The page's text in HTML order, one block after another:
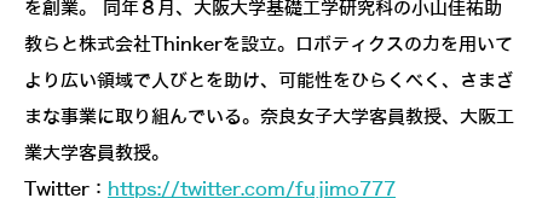
を創業。 同年８月、大阪大学基礎工学研究科の小山佳祐助
教らと株式会社Thinkerを設立。ロボティクスの力を用いて
より広い領域で人びとを助け、可能性をひらくべく、さまざ
まな事業に取り組んでいる。奈良女子大学客員教授、大阪工
業大学客員教授。
Twitter： https://twitter.com/fujimo777